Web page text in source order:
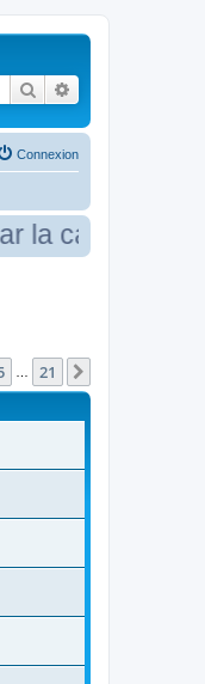
Rechercher
Connexion
présentation
21